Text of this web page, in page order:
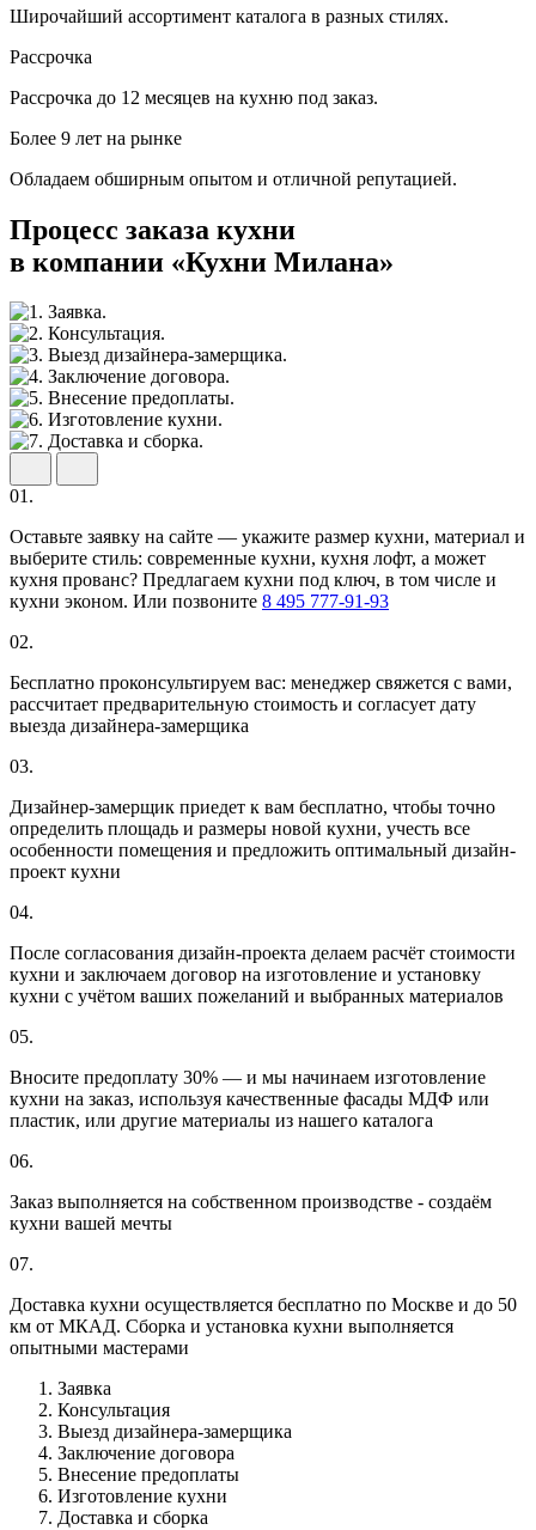
Широчайший ассортимент каталога в разных стилях.
Рассрочка
Рассрочка до 12 месяцев на кухню под заказ.
Более 9 лет на рынке
Обладаем обширным опытом и отличной репутацией.
Процесс заказа кухни
в компании «Кухни Милана»
01.
Оставьте заявку на сайте — укажите размер кухни, материал и
выберите стиль: современные кухни, кухня лофт, а может
кухня прованс? Предлагаем кухни под ключ, в том числе и
кухни эконом. Или позвоните 8 495 777-91-93
02.
Бесплатно проконсультируем вас: менеджер свяжется с вами,
рассчитает предварительную стоимость и согласует дату
выезда дизайнера-замерщика
03.
Дизайнер-замерщик приедет к вам бесплатно, чтобы точно
определить площадь и размеры новой кухни, учесть все
особенности помещения и предложить оптимальный дизайн-
проект кухни
04.
После согласования дизайн-проекта делаем расчёт стоимости
кухни и заключаем договор на изготовление и установку
кухни с учётом ваших пожеланий и выбранных материалов
05.
Вносите предоплату 30% — и мы начинаем изготовление
кухни на заказ, используя качественные фасады МДФ или
пластик, или другие материалы из нашего каталога
06.
Заказ выполняется на собственном производстве - создаём
кухни вашей мечты
07.
Доставка кухни осуществляется бесплатно по Москве и до 50
км от МКАД. Сборка и установка кухни выполняется
опытными мастерами
Заявка
Консультация
Выезд дизайнера-замерщика
Заключение договора
Внесение предоплаты
Изготовление кухни
Доставка и сборка